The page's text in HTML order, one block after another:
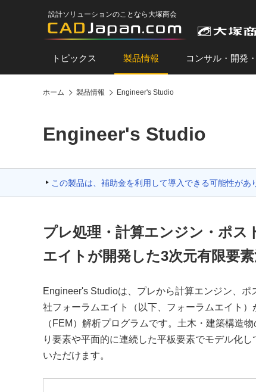
設計ソリューションのことなら大塚商会
トピックス 製品情報 コンサル・開発
ホーム 製品情報 Engineer's Studio
Engineer's Studio
この製品は、補助金を利用して導入できる可能性があ
プレ処理・計算エンジン・ポス
エイトが開発した3次元有限要
Engineer's Studioは、プレから計算エンジン、ポ
社フォーラムエイト（以下、フォーラムエイト
（FEM）解析プログラムです。土木・建築構造
り要素や平面的に連続した平板要素でモデル化
いただけます。